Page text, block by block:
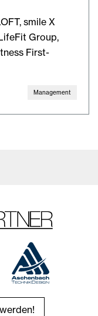
smile X
Group,
First-
Management